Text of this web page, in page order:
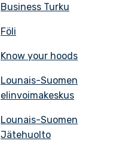
Business Turku
Föli
Know your hoods
Lounais-Suomen
elinvoimakeskus
Lounais-Suomen
Jätehuolto